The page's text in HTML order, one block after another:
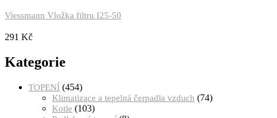
Viessmann Vložka filtru I25-50
291 Kč
Kategorie
TOPENÍ (454)
Klimatizace a tepelná čerpadla vzduch (74)
Kotle (103)